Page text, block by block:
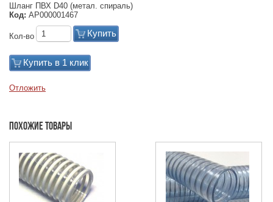
Шланг ПВХ D40 (метал. спираль)
Код: АР000001467
Кол-во Купить
Купить в 1 клик
Отложить
Похожие товары